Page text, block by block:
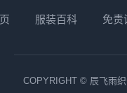
服装百科 免责
COPYRIGHT © 辰飞雨